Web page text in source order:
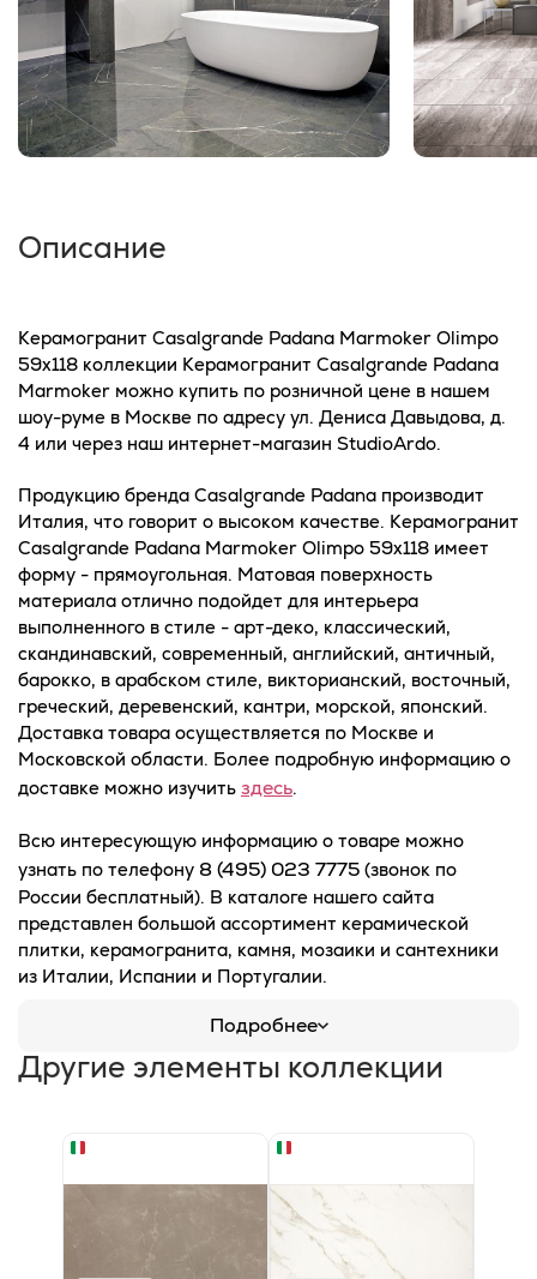
Описание
Керамогранит Casalgrande Padana Marmoker Olimpo
59x118 коллекции Керамогранит Casalgrande Padana
Marmoker можно купить по розничной цене в нашем
шоу-руме в Москве по адресу ул. Дениса Давыдова, д.
4 или через наш интернет-магазин StudioArdo.
Продукцию бренда Casalgrande Padana производит
Италия, что говорит о высоком качестве. Керамогранит
Casalgrande Padana Marmoker Olimpo 59x118 имеет
форму - прямоугольная. Матовая поверхность
материала отлично подойдет для интерьера
выполненного в стиле - арт-деко, классический,
скандинавский, современный, английский, античный,
барокко, в арабском стиле, викторианский, восточный,
греческий, деревенский, кантри, морской, японский.
Доставка товара осуществляется по Москве и
Московской области. Более подробную информацию о
доставке можно изучить здесь.
Всю интересующую информацию о товаре можно
узнать по телефону 8 (495) 023 7775 (звонок по
России бесплатный). В каталоге нашего сайта
представлен большой ассортимент керамической
плитки, керамогранита, камня, мозаики и сантехники
из Италии, Испании и Португалии.
Подробнее
Другие элементы коллекции